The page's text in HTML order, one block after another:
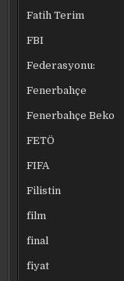
Fatih Terim
FBI
Federasyonu:
Fenerbahçe
Fenerbahçe Beko
FETÖ
FIFA
Filistin
film
final
fiyat